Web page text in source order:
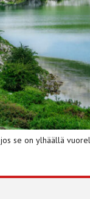
se on ylhäällä